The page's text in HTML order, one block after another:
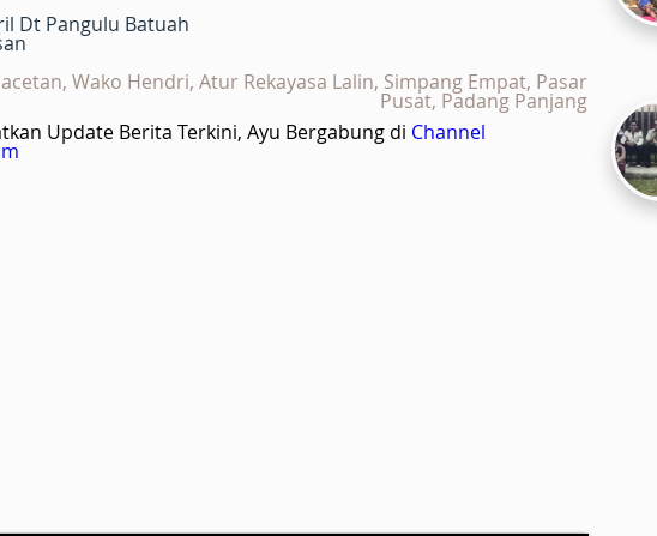
Dt Pangulu Batuah
Wako Hendri, Atur Rekayasa Lalin, Simpang Empat, Pasar
Pusat, Padang Panjang
Update Berita Terkini, Ayu Bergabung di Channel